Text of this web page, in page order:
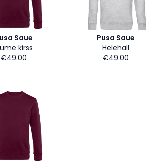
Saue
kirss
€49.00
Pusa Saue
Helehall
€49.00